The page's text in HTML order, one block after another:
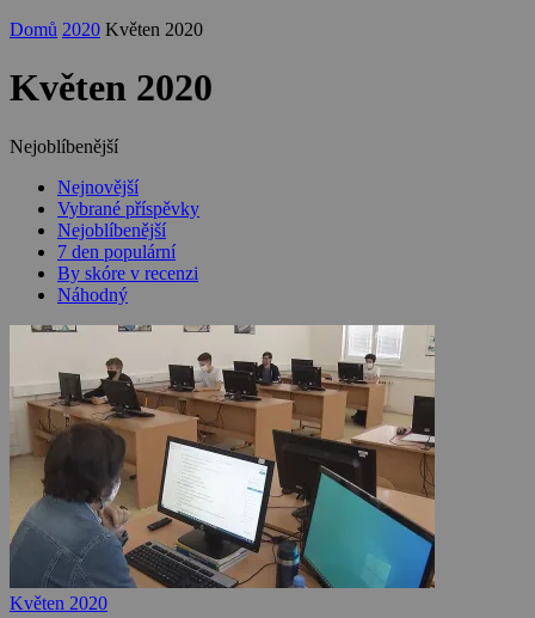
Domů 2020 Květen 2020
Květen 2020
Nejoblíbenější
Nejnovější
Vybrané příspěvky
Nejoblíbenější
7 den populární
By skóre v recenzi
Náhodný
Květen 2020